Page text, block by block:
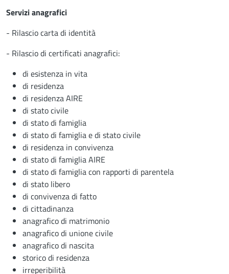
Servizi anagrafici
- Rilascio carta di identità
- Rilascio di certificati anagrafici:
di esistenza in vita
di residenza
di residenza AIRE
di stato civile
di stato di famiglia
di stato di famiglia e di stato civile
di residenza in convivenza
di stato di famiglia AIRE
di stato di famiglia con rapporti di parentela
di stato libero
di convivenza di fatto
di cittadinanza
anagrafico di matrimonio
anagrafico di unione civile
anagrafico di nascita
storico di residenza
irreperibilità